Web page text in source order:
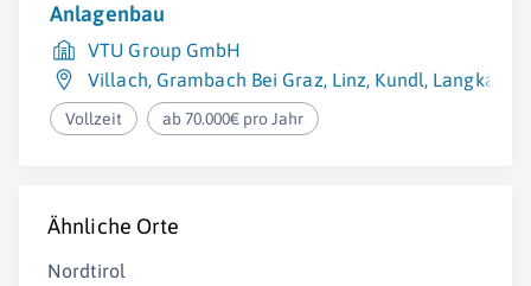
Anlagenbau
VTU Group GmbH
Villach, Grambach Bei Graz, Linz, Kundl,
Vollzeit ab 70.000€ pro Jahr
Ähnliche Orte
Nordtirol